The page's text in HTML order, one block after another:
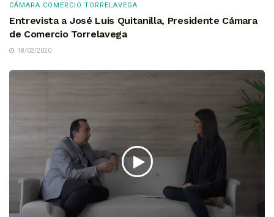
CÁMARA COMERCIO TORRELAVEGA
Entrevista a José Luis Quitanilla, Presidente Cámara
de Comercio Torrelavega
18/02/2020